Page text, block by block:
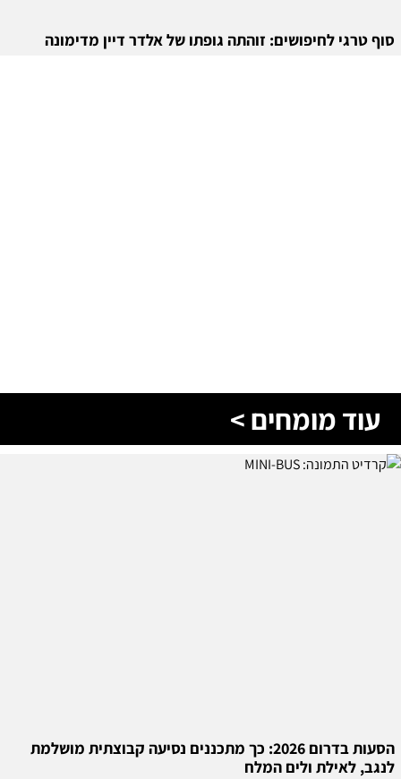
סוף טרגי לחיפושים: זוהתה גופתו של אלדר דיין מדימונה
עוד מומחים >
הסעות בדרום 2026: כך מתכננים נסיעה קבוצתית מושלמת
לנגב, לאילת ולים המלח